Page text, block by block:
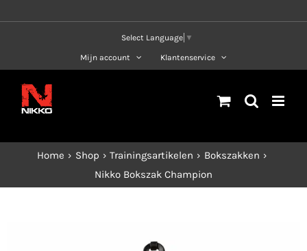
Select Language ▼
Mijn account Klantenservice
Home Shop Trainingsartikelen
Bokszakken
Nikko Bokszak Champion